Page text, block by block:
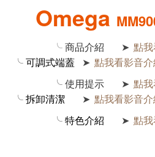
Omega
╰商品介紹 ➤ 點
╰可調式端蓋 ➤ 點我看影音
╰使用提示 ➤ 點
╰拆卸清潔 ➤ 點我看影音
╰ 特色介紹
➤ 點